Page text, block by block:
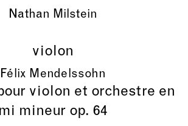
Nathan Milstein
violon
Félix Mendelssohn
violon et orchestre en
mi mineur op. 64